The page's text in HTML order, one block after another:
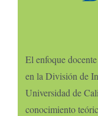
El enfoque
en la División de
Universidad de
conocimiento